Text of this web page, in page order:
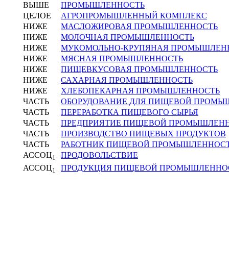
ВЫШЕ
ПРОМЫШЛЕННОСТЬ
ЦЕЛОЕ
АГРОПРОМЫШЛЕННЫЙ КОМПЛЕКС
НИЖЕ
МАСЛОЖИРОВАЯ ПРОМЫШЛЕННОСТЬ
НИЖЕ
МОЛОЧНАЯ ПРОМЫШЛЕННОСТЬ
НИЖЕ
МУКОМОЛЬНО-КРУПЯНАЯ
НИЖЕ
МЯСНАЯ ПРОМЫШЛЕННОСТЬ
НИЖЕ
ПИЩЕВКУСОВАЯ ПРОМЫШЛЕННОСТЬ
НИЖЕ
САХАРНАЯ ПРОМЫШЛЕННОСТЬ
НИЖЕ
ХЛЕБОПЕКАРНАЯ ПРОМЫШЛЕННОСТЬ
ЧАСТЬ
ОБОРУДОВАНИЕ ДЛЯ ПИЩЕВОЙ
ЧАСТЬ
ПЕРЕРАБОТКА ПИЩЕВОГО СЫРЬЯ
ЧАСТЬ
ПРЕДПРИЯТИЕ ПИЩЕВОЙ
ЧАСТЬ
ПРОИЗВОДСТВО ПИЩЕВЫХ ПРОДУКТОВ
ЧАСТЬ
РАБОТНИК ПИЩЕВОЙ
АССОЦ1
ПРОДОВОЛЬСТВИЕ
АССОЦ1 ПРОДУКЦИЯ ПИЩЕВОЙ